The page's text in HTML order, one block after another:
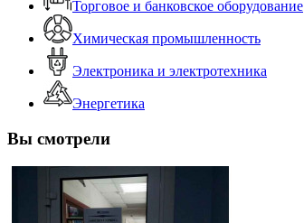
Торговое и банковское оборудование
Химическая промышленность
Электроника и электротехника
Энергетика
Вы смотрели